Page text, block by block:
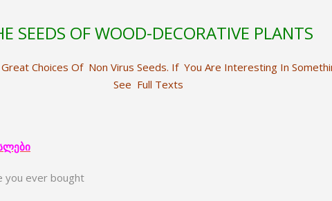
SEEDS OF WOOD-DECORATIVE PLANTS
Choices Of Non Virus Seeds. If You Are Interesting In
See Full Texts
you ever bought